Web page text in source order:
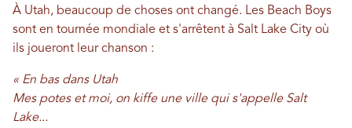
À Utah, beaucoup de choses ont changé. Les Beach Boys
sont en tournée mondiale et s'arrêtent à Salt Lake City où
ils joueront leur chanson :
« En bas dans Utah
Mes potes et moi, on kiffe une ville qui s'appelle Salt
Lake...